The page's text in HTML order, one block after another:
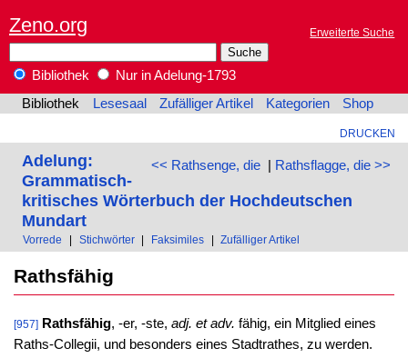
Zeno.org Erweiterte Suche
Bibliothek
Nur in Adelung-1793
Bibliothek
Lesesaal Zufälliger Artikel Kategorien Shop
DRUCKEN
<< Rathsenge, die| Rathsflagge, die >>
Adelung:
Grammatisch-
kritisches Wörterbuch der Hochdeutschen
Mundart
Vorrede Stichwörter Faksimiles Zufälliger Artikel
Rathsfähig
[957] Rathsfähig, -er, -ste, adj. et adv. fähig, ein Mitglied eines
Raths-Collegii, und besonders eines Stadtrathes, zu werden.